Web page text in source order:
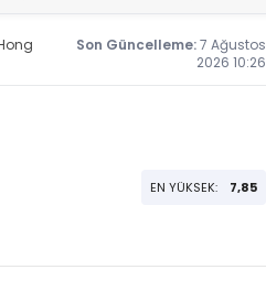
Son Güncelleme:7 Ağustos
2026 10:26
EN YÜKSEK: 7,85